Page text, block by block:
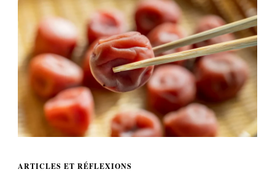
ARTICLES ET RÉFLEXIONS